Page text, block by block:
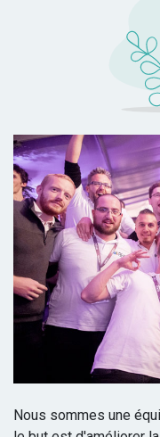
Nous sommes une